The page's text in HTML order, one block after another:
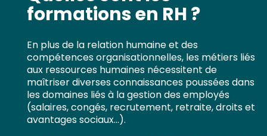
formations en RH ?
En plus de la relation humaine et des
compétences organisationnelles, les métiers liés
aux ressources humaines nécessitent de
maîtriser diverses connaissances poussées dans
les domaines liés à la gestion des employés
(salaires, congés, recrutement, retraite, droits et
avantages sociaux…).